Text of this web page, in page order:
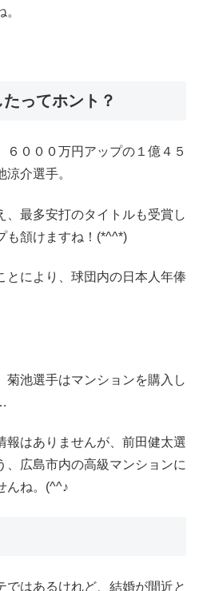
ってホント？
６０００万円アップの１億４５
介選手。
、最多安打のタイトルも受賞し
も頷けますね！(*^^*)
とにより、球団内の日本人年俸
菊池選手はマンションを購入し
報はありませんが、前田健太選
、広島市内の高級マンションに
んね。(^^♪
ではあるけれど、結婚が間近と